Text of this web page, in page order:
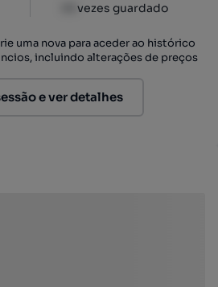
vezes guardado
uma nova para aceder ao histórico
incluindo alterações de preços
e ver detalhes